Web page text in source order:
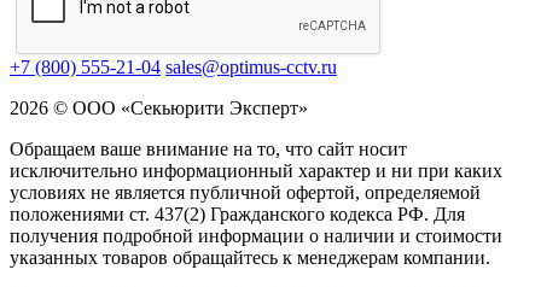
+7 (800) 555-21-04 sales@optimus-cctv.ru
2026 © ООО «Секьюрити Эксперт»
Обращаем ваше внимание на то, что сайт носит
исключительно информационный характер и ни при каких
условиях не является публичной офертой, определяемой
положениями ст. 437(2) Гражданского кодекса РФ. Для
получения подробной информации о наличии и стоимости
указанных товаров обращайтесь к менеджерам компании.